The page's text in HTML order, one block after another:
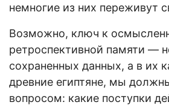
немногие из них переживут
Возможно, ключ к
ретроспективной памяти —
сохраненных данных, а в их
древние египтяне, мы
вопросом: какие поступки